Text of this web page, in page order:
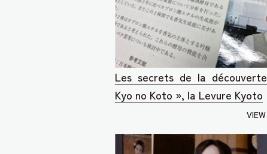
Les secrets de la
Kyo no Koto », la Levure Kyoto